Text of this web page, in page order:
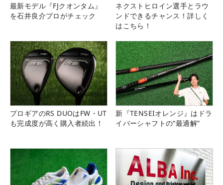
最新モデル『FJクオンタム』
を石井良介プロがチェック
ネクストヒロイン選手とラウ
ンドできるチャンス！詳しく
はこちら！
プロギアのRS DUOはFW・UT
も完成度が高く購入者続出！
新『TENSEIオレンジ』はドラ
イバーシャフトの“最適解”